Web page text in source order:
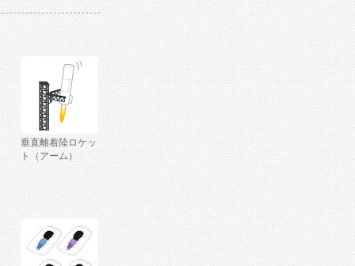
垂直離着陸ロケッ
ト（アーム）